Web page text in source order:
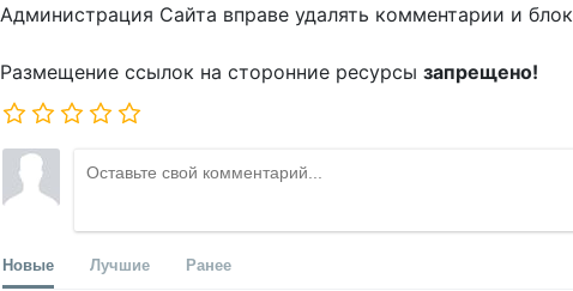
Администрация Сайта вправе удалять комментарии и
Размещение ссылок на сторонние ресурсы запрещено!
Новые Лучшие Ранее